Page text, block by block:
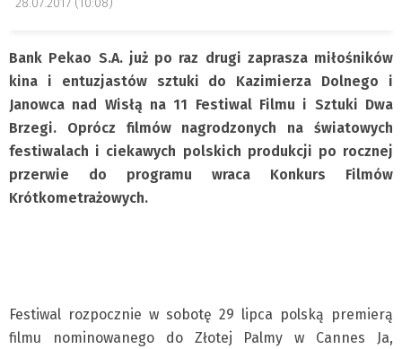
28.07.2017 (10:08)
Bank Pekao S.A. już po raz drugi zaprasza miłośników
kina i entuzjastów sztuki do Kazimierza Dolnego i
Janowca nad Wisłą na 11 Festiwal Filmu i Sztuki Dwa
Brzegi. Oprócz filmów nagrodzonych na światowych
festiwalach i ciekawych polskich produkcji po rocznej
przerwie do programu wraca Konkurs Filmów
Krótkometrażowych.
Festiwal rozpocznie w sobotę 29 lipca polską premierą
filmu nominowanego do Złotej Palmy w Cannes Ja,